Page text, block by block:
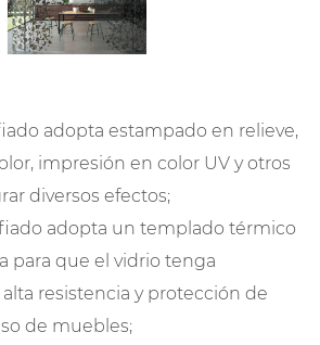
adopta estampado en relieve,
impresión en color UV y otros
diversos efectos;
adopta un templado térmico
para que el vidrio tenga
resistencia y protección de
de muebles;